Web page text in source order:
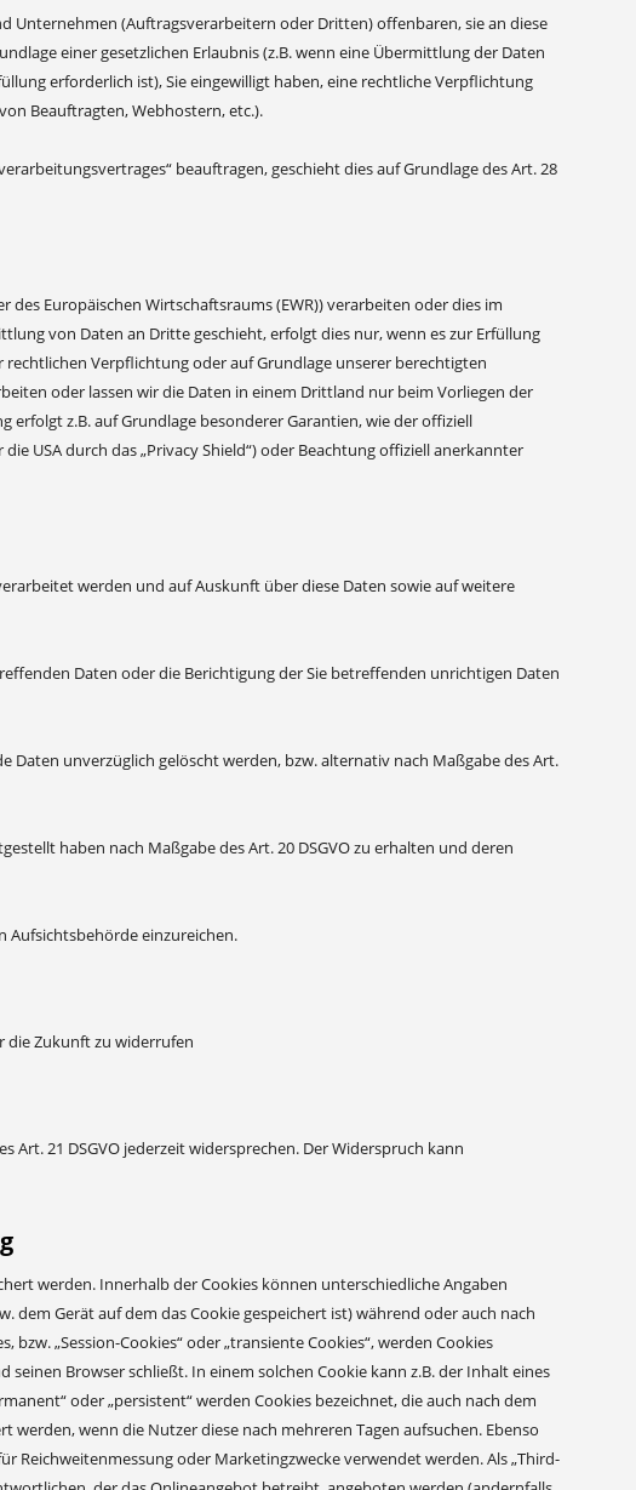
Unternehmen (Auftragsverarbeitern oder Dritten) offenbaren, sie an diese
einer gesetzlichen Erlaubnis (z.B. wenn eine Übermittlung der Daten
erforderlich ist), Sie eingewilligt haben, eine rechtliche Verpflichtung
Beauftragten, Webhostern, etc.).
beauftragen, geschieht dies auf Grundlage des Art. 28
Europäischen Wirtschaftsraums (EWR)) verarbeiten oder dies im
von Daten an Dritte geschieht, erfolgt dies nur, wenn es zur Erfüllung
Verpflichtung oder auf Grundlage unserer berechtigten
oder lassen wir die Daten in einem Drittland nur beim Vorliegen der
erfolgt z.B. auf Grundlage besonderer Garantien, wie der offiziell
USA durch das „Privacy Shield“) oder Beachtung offiziell anerkannter
werden und auf Auskunft über diese Daten sowie auf weitere
Daten oder die Berichtigung der Sie betreffenden unrichtigen Daten
Daten unverzüglich gelöscht werden, bzw. alternativ nach Maßgabe des Art.
haben nach Maßgabe des Art. 20 DSGVO zu erhalten und deren
Aufsichtsbehörde einzureichen.
die Zukunft zu widerrufen
21 DSGVO jederzeit widersprechen. Der Widerspruch kann
werden. Innerhalb der Cookies können unterschiedliche Angaben
dem Gerät auf dem das Cookie gespeichert ist) während oder auch nach
„Session-Cookies“ oder „transiente Cookies“, werden Cookies
Browser schließt. In einem solchen Cookie kann z.B. der Inhalt eines
oder „persistent“ werden Cookies bezeichnet, die auch nach dem
werden, wenn die Nutzer diese nach mehreren Tagen aufsuchen. Ebenso
Reichweitenmessung oder Marketingzwecke verwendet werden. Als „Third-